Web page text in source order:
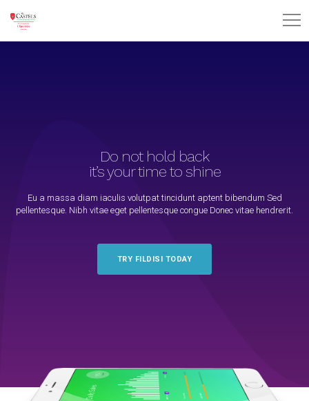
Do not hold back
it’s your time to shine
Eu a massa diam iaculis volutpat tincidunt aptent bibendum Sed
pellentesque. Nibh vitae eget pellentesque congue Donec vitae hendrerit.
TRY FILDISI TODAY